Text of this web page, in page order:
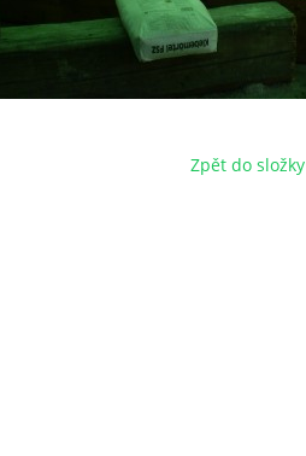
Zpět do složky